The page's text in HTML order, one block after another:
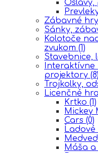
Zábavné hry
Sánky,
Kolotoče
zvukom (1)
Stavebnice,
Interaktívne
projektory (8)
Trojkolky,
Licenčné
Krtko (1)
Mickey
Cars (0)
Máša